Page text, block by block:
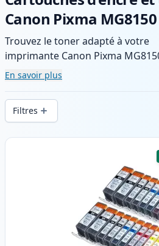
Canon Pixma MG8150
Trouvez le toner adapté à votre
imprimante Canon Pixma
notre gamme de cartouches
et haute capacité. Profitez d’une
d’impression constante et d’une
rapide depuis un stock local en .
En savoir plus
Filtres
Produits